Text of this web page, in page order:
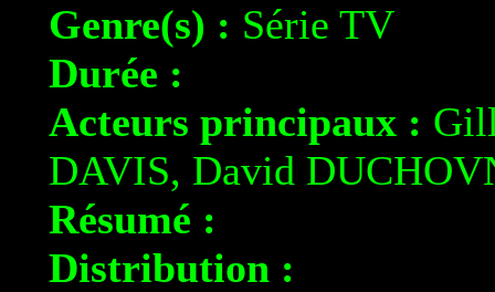
Genre(s) : Série TV
Durée :
Acteurs principaux :
DAVIS, David
Résumé :
Distribution :